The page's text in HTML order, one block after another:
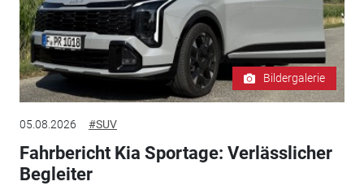
Bildergalerie
05.08.2026 #SUV
Fahrbericht Kia Sportage: Verlässlicher
Begleiter